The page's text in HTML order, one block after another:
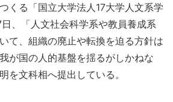
くる「国立大学法人17大学人文系学
、「人文社会科学系や教員養成系
て、組織の廃止や転換を迫る方針は
が国の人的基盤を揺るがしかねな
を文科相へ提出している。